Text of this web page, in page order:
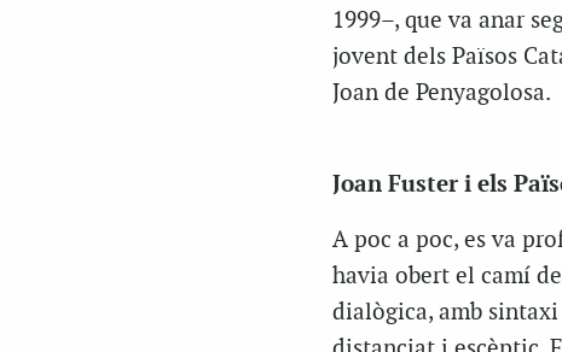
1999–, que va anar
jovent dels Països
Joan de Penyagolosa.
Joan Fuster i els
A poc a poc, es va
havia obert el camí
dialògica, amb